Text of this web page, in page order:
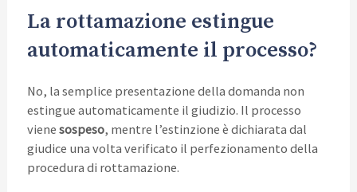
La rottamazione estingue
automaticamente il processo?
No, la semplice presentazione della domanda non
estingue automaticamente il giudizio. Il processo
viene sospeso, mentre l’estinzione è dichiarata dal
giudice una volta verificato il perfezionamento della
procedura di rottamazione.